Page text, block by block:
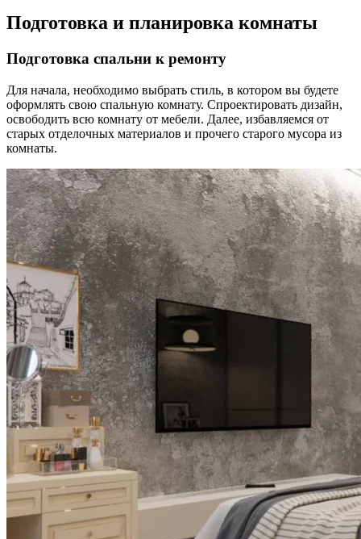
Подготовка и планировка комнаты
Подготовка спальни к ремонту
Для начала, необходимо выбрать стиль, в котором вы будете
оформлять свою спальную комнату. Спроектировать дизайн,
освободить всю комнату от мебели. Далее, избавляемся от
старых отделочных материалов и прочего старого мусора из
комнаты.